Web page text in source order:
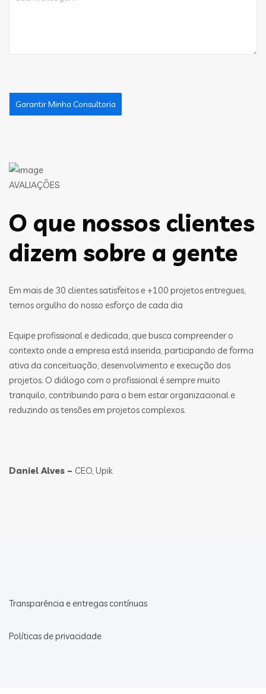
AVALIAÇÕES
O que nossos clientes
dizem sobre a gente
Em mais de 30 clientes satisfeitos e +100 projetos entregues,
temos orgulho do nosso esforço de cada dia
Equipe profissional e dedicada, que busca compreender o
contexto onde a empresa está inserida, participando de forma
ativa da conceituação, desenvolvimento e execução dos
projetos. O diálogo com o profissional é sempre muito
tranquilo, contribuindo para o bem estar organizacional e
reduzindo as tensões em projetos complexos.
Daniel Alves – CEO, Upik
Transparência e entregas contínuas
Políticas de privacidade